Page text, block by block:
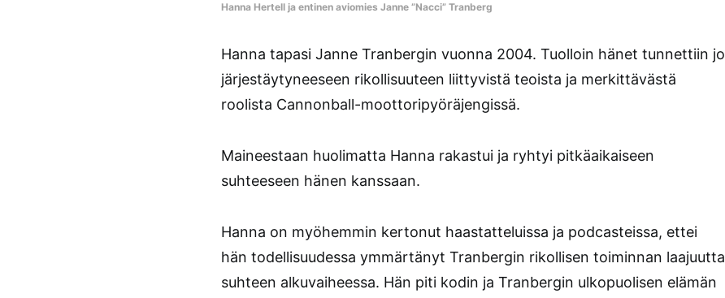
Hanna Hertell ja entinen aviomies Janne ”Nacci” Tranberg
Hanna tapasi Janne Tranbergin vuonna 2004. Tuolloin hänet tunnettiin jo
järjestäytyneeseen rikollisuuteen liittyvistä teoista ja merkittävästä
roolista Cannonball-moottoripyöräjengissä.
Maineestaan huolimatta Hanna rakastui ja ryhtyi pitkäaikaiseen
suhteeseen hänen kanssaan.
Hanna on myöhemmin kertonut haastatteluissa ja podcasteissa, ettei
hän todellisuudessa ymmärtänyt Tranbergin rikollisen toiminnan laajuutta
suhteen alkuvaiheessa. Hän piti kodin ja Tranbergin ulkopuolisen elämän